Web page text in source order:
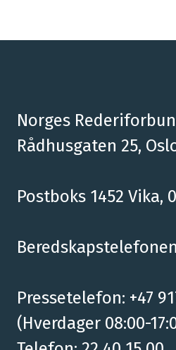
Norges
Rådhusgaten 25,
Postboks 1452 Vika,
Pressetelefon: +47
(Hverdager 08:00-